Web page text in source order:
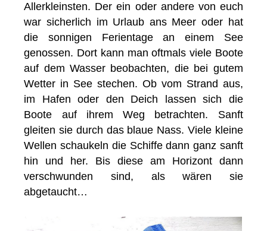
Allerkleinsten. Der ein oder andere von euch
war sicherlich im Urlaub ans Meer oder hat
die sonnigen Ferientage an einem See
genossen. Dort kann man oftmals viele Boote
auf dem Wasser beobachten, die bei gutem
Wetter in See stechen. Ob vom Strand aus,
im Hafen oder den Deich lassen sich die
Boote auf ihrem Weg betrachten. Sanft
gleiten sie durch das blaue Nass. Viele kleine
Wellen schaukeln die Schiffe dann ganz sanft
hin und her. Bis diese am Horizont dann
verschwunden sind, als wären sie
abgetaucht…